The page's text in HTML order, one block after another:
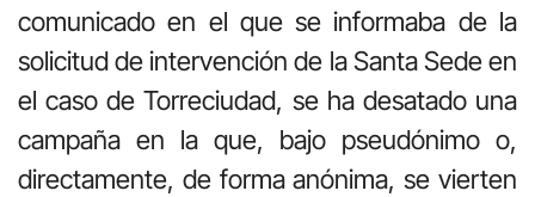
comunicado en el que se informaba de la
solicitud de intervención de la Santa Sede en
el caso de Torreciudad, se ha desatado una
campaña en la que, bajo pseudónimo o,
directamente, de forma anónima, se vierten